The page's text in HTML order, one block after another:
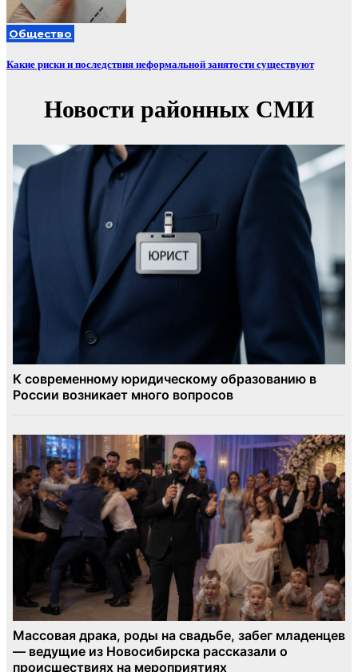
Общество
Какие риски и последствия неформальной занятости существуют